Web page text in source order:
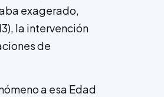
exagerado,
la intervención
de
a esa Edad